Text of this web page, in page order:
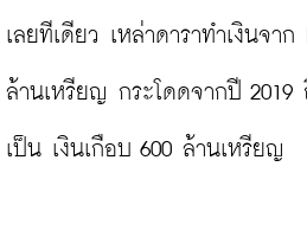
เลยทีเดียว เหล่าดาราทำเงินจา
ล้านเหรียญ กระโดดจากปี 2019
เป็น เงินเกือบ 600 ล้านเหรียญ